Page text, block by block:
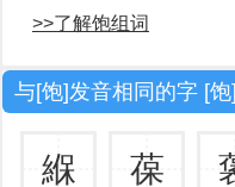
>>了解饱组词
与[饱]发音相同的字 [
緥 葆